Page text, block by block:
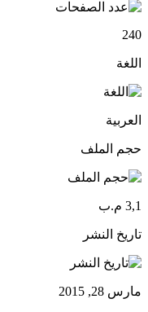
240
اللغة
العربية
حجم الملف
3,1 م.ب
تاريخ النشر
مارس 28, 2015